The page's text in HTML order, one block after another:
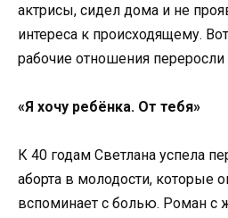
актрисы, сидел дома и не
интереса к происходящему.
рабочие отношения
«Я хочу ребёнка. От тебя»
К 40 годам Светлана успела
аборта в молодости, которые
вспоминает с болью. Роман с